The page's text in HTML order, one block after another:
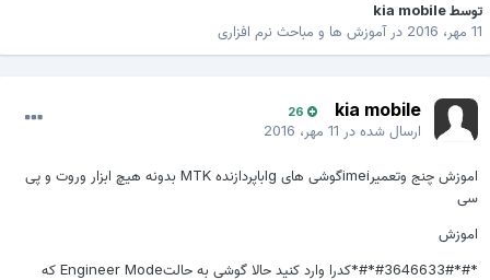
kia mobile
درآموزش ها و مباحث نرم افزاری
kia mobile
26
ارسال شده در11 مهر، 2016
اموزش چنج وتعمیرimeiگوشی های lgباپردازنده MTK بدونه هیچ ابزار وروت و پی
سی
اموزش
*#*#3646633#*#*کدرا وارد کنید حالا گوشی به حالتEngineer Mode که